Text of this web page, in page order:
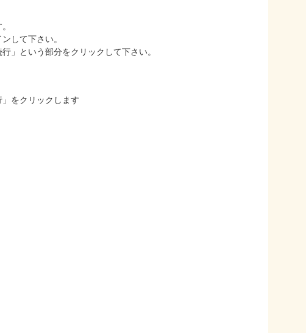
して下さい。
」という部分をクリックして下さい。
をクリックします